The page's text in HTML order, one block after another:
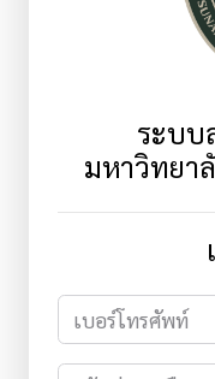
ระบบ
มหาวิทยา